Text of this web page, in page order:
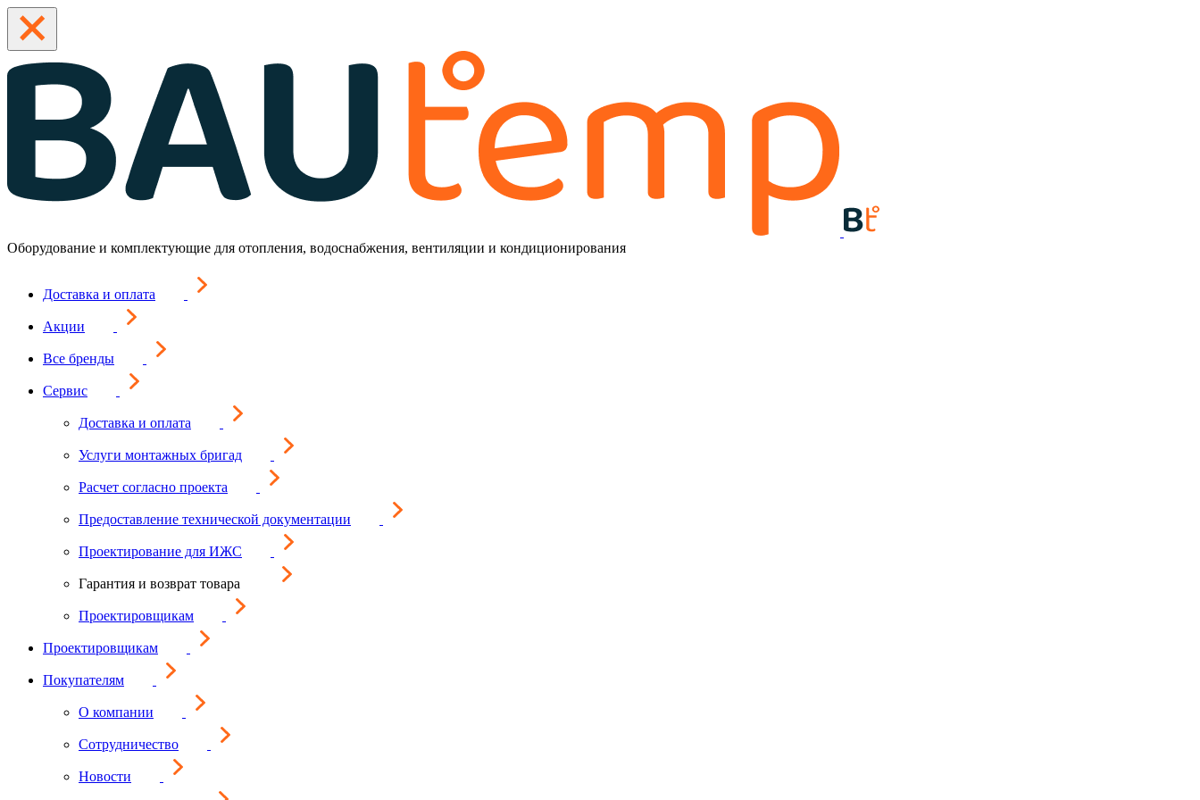
Оборудование и комплектующие для отопления, водоснабжения, вентиляции и кондиционирования
Доставка и оплата
Акции
Все бренды
Сервис
Доставка и оплата
Услуги монтажных бригад
Расчет согласно проекта
Предоставление технической документации
Проектирование для ИЖС
Гарантия и возврат товара
Проектировщикам
Проектировщикам
Покупателям
О компании
Сотрудничество
Новости